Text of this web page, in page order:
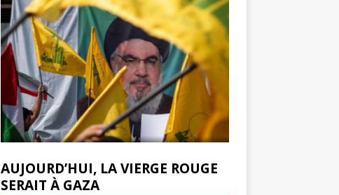
AUJOURD’HUI, LA VIERGE ROUGE
SERAIT À GAZA